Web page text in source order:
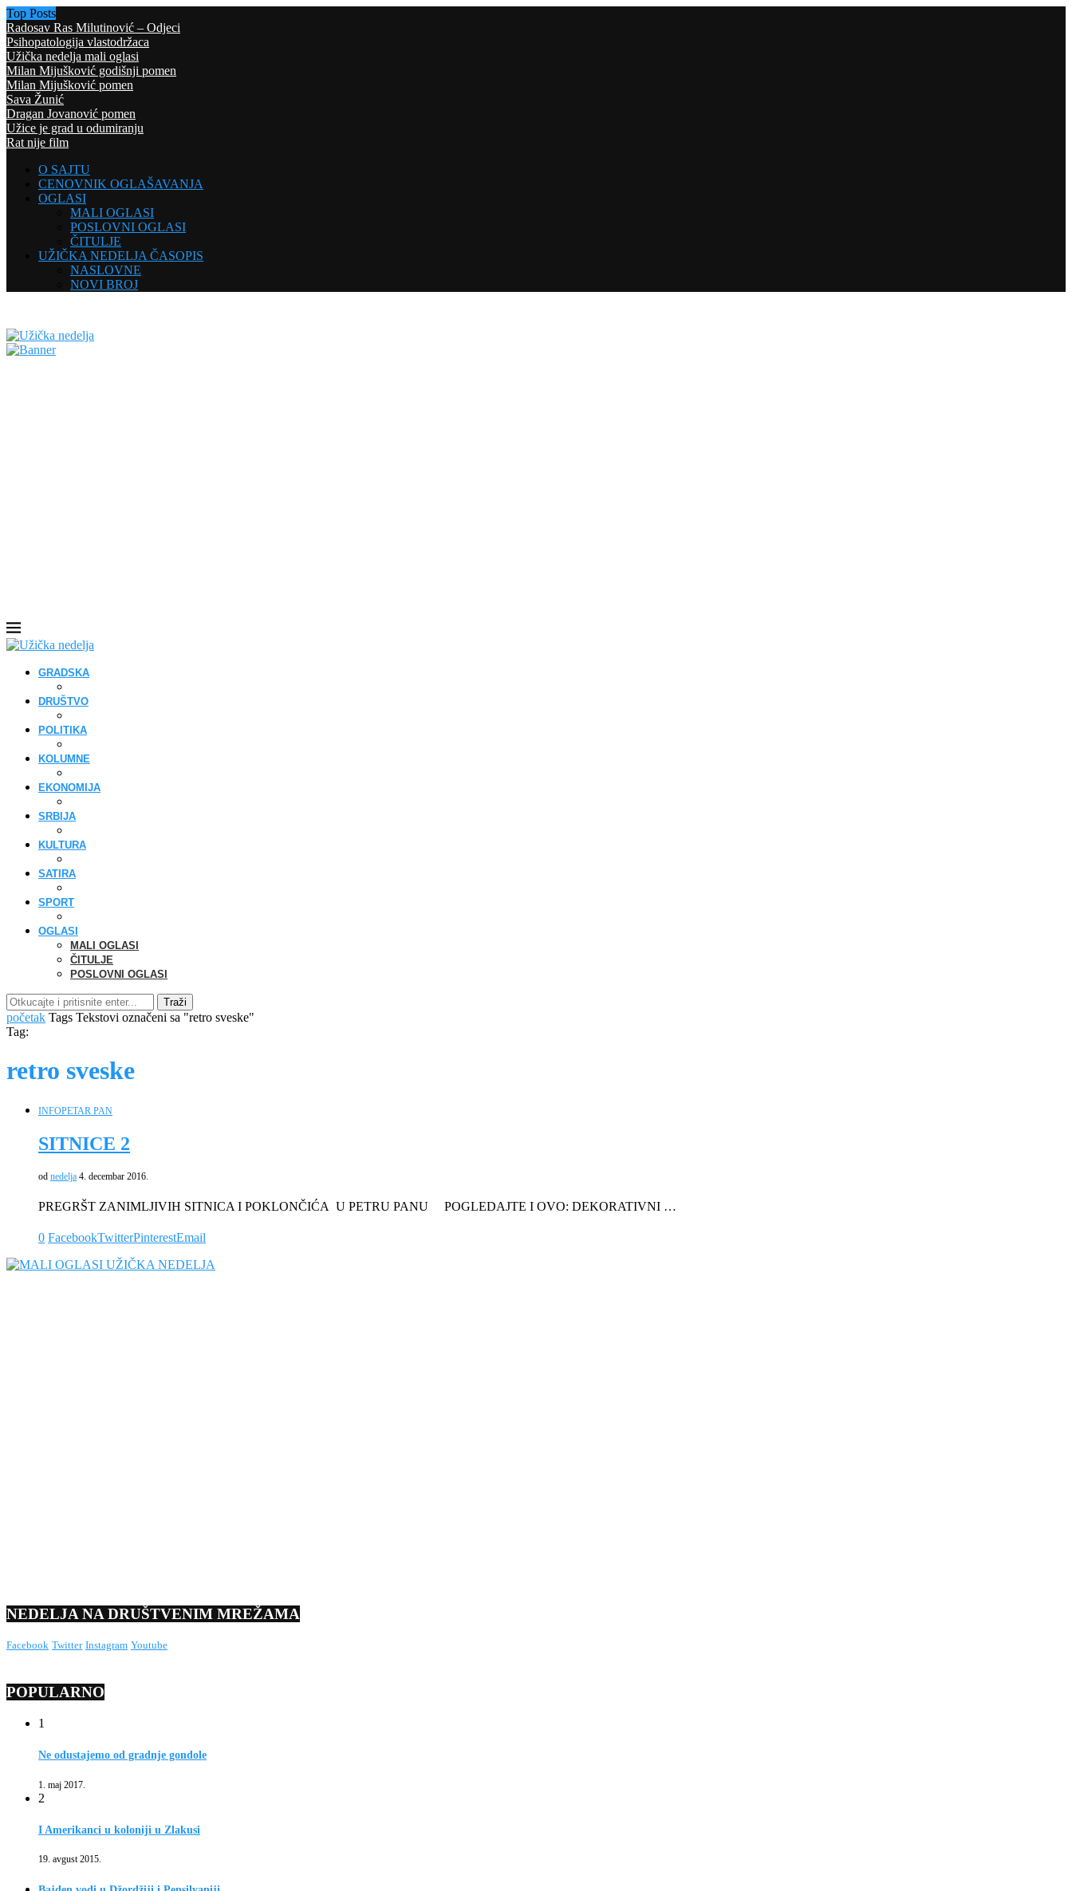
Top Posts
Radosav Ras Milutinović – Odjeci
Psihopatologija vlastodržaca
Užička nedelja mali oglasi
Milan Mijušković godišnji pomen
Milan Mijušković pomen
Sava Žunić
Dragan Jovanović pomen
Užice je grad u odumiranju
Rat nije film
O SAJTU
CENOVNIK OGLAŠAVANJA
OGLASI
MALI OGLASI
POSLOVNI OGLASI
ČITULJE
UŽIČKA NEDELJA ČASOPIS
NASLOVNE
NOVI BROJ
GRADSKA
DRUŠTVO
POLITIKA
KOLUMNE
EKONOMIJA
SRBIJA
KULTURA
SATIRA
SPORT
OGLASI
MALI OGLASI
ČITULJE
POSLOVNI OGLASI
Traži
početak Tags Tekstovi označeni sa "retro sveske"
Tag:
retro sveske
INFOPETAR PAN
SITNICE 2
od nedelja 4. decembar 2016.
PREGRŠT ZANIMLJIVIH SITNICA I POKLONČIĆA U PETRU PANU POGLEDAJTE I OVO: DEKORATIVNI …
0 FacebookTwitterPinterestEmail
NEDELJA NA DRUŠTVENIM MREŽAMA
Facebook Twitter Instagram Youtube
POPULARNO
1
Ne odustajemo od gradnje gondole
1. maj 2017.
2
I Amerikanci u koloniji u Zlakusi
19. avgust 2015.